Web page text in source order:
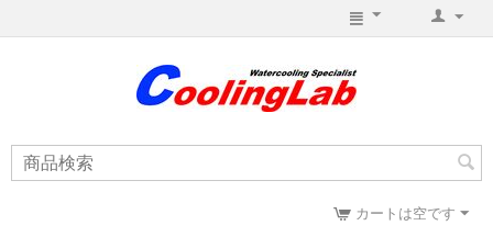
カートは空です